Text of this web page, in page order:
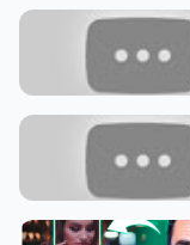
fizeram
buscaram me
chegaram para
homem ele é
eu nunca falho
o mestre eu vou
no palácio